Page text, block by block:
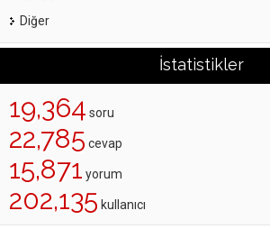
Diğer
İstatistikler
19,364 soru
22,785 cevap
15,871 yorum
202,135 kullanıcı